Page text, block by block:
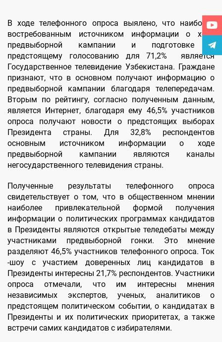
В ходе телефонного опроса выялено, что наиболее
востребованным источником информации о ходе
предвыборной кампании и подготовке к
предстоящему голосованию для 71,2% является
Государственное телевидение Узбекистана. Граждане
признают, что в основном получают информацию о
предвыборной кампании благодаря телепередачам.
Вторым по рейтингу, согласно полученным данным,
является Интернет, благодаря ему 46,5% участников
опроса получают новости о предстоящих выборах
Президента страны. Для 32,8% респондентов
основным источником информации о ходе
предвыборной кампании являются каналы
негосударственного телевидения страны.
Полученные результаты телефонного опроса
свидетельствует о том, что в общественном мнении
наиболее привлекательной формой получения
информации о политических программах кандидатов
в Президенты являются открытые теледебаты между
участниками предвыборной гонки. Это мнение
разделяют 46,5% участников телефонного опроса. Ток
-шоу с участием доверенных лиц кандидатов в
Президенты интересны 21,7% респондентов. Участники
опроса отмечали, что им интересны мнения
независимых экспертов, ученых, аналитиков о
предстоящем политическом событии, о кандидатах в
Президенты и их политических приоритетах, а также
встречи самих кандидатов с избирателями.